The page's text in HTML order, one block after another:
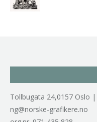
Tollbugata 24,0157 Oslo
ng@norske-grafikere.no